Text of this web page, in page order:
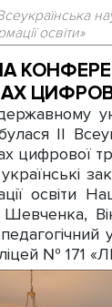
Всеукраїнська
освіти»
ІІ
цифрової
освіти
Шевченка,
№ 171